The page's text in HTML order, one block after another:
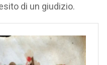
di un giudizio.